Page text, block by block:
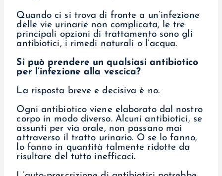
Quando ci si trova di fronte a un’infezione
delle vie urinarie non complicata, le tre
principali opzioni di trattamento sono gli
antibiotici, i rimedi naturali o l’acqua.
Si può prendere un qualsiasi antibiotico
per l’infezione alla vescica?
La risposta breve e decisiva è no.
Ogni antibiotico viene elaborato dal nostro
corpo in modo diverso. Alcuni antibiotici, se
assunti per via orale, non passano mai
attraverso il tratto urinario. O se lo fanno,
lo fanno in quantità talmente ridotte da
risultare del tutto inefficaci.